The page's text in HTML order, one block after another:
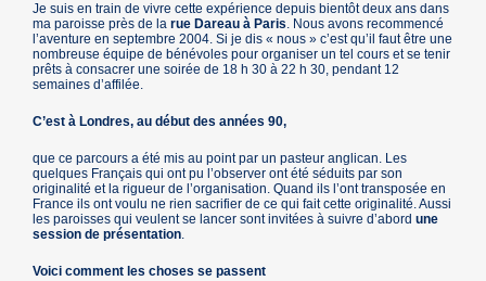
Je suis en train de vivre cette expérience depuis bientôt deux ans dans
ma paroisse près de larue Dareau à Paris. Nous avons recommencé
l’aventure en septembre 2004. Si je dis « nous » c’est qu’il faut être une
nombreuse équipe de bénévoles pour organiser un tel cours et se tenir
prêts à consacrer une soirée de 18 h 30 à 22 h 30, pendant 12
semaines d’affilée.
C’est à Londres, au début des années 90,
que ce parcours a été mis au point par un pasteur anglican. Les
quelques Français qui ont pu l’observer ont été séduits par son
originalité et la rigueur de l’organisation. Quand ils l’ont transposée en
France ils ont voulu ne rien sacrifier de ce qui fait cette originalité. Aussi
les paroisses qui veulent se lancer sont invitées à suivre d’abordune
session de présentation.
Voici comment les choses se passent